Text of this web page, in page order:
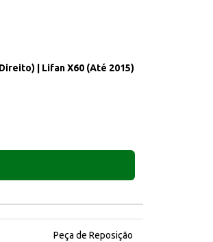
| Lifan X60 (Até 2015)
Peça de Reposição